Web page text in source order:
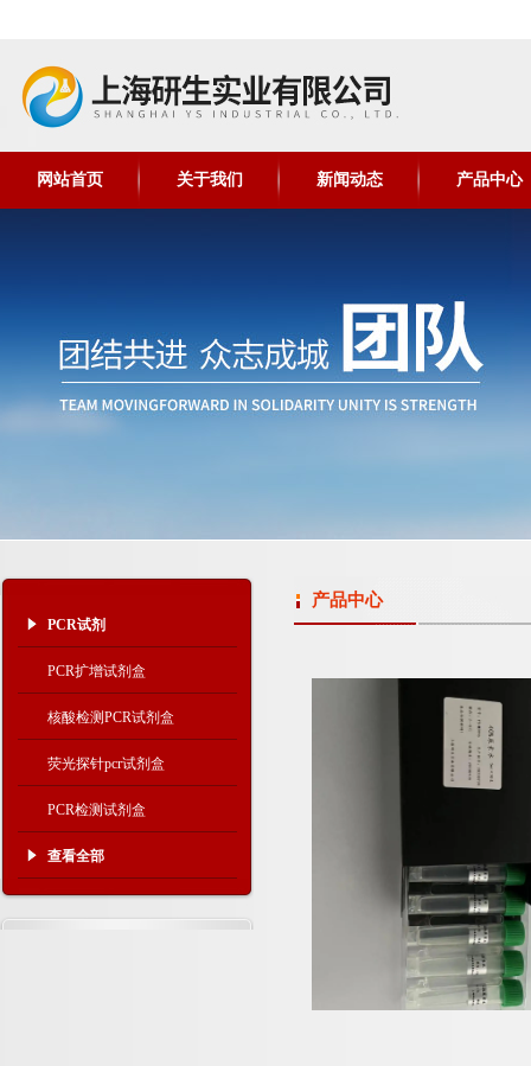
网站首页 关于我们 新闻动态 产品中心
PCR试剂
PCR扩增试剂盒
核酸检测PCR试剂盒
荧光探针pcr试剂盒
PCR检测试剂盒
查看全部
产品中心